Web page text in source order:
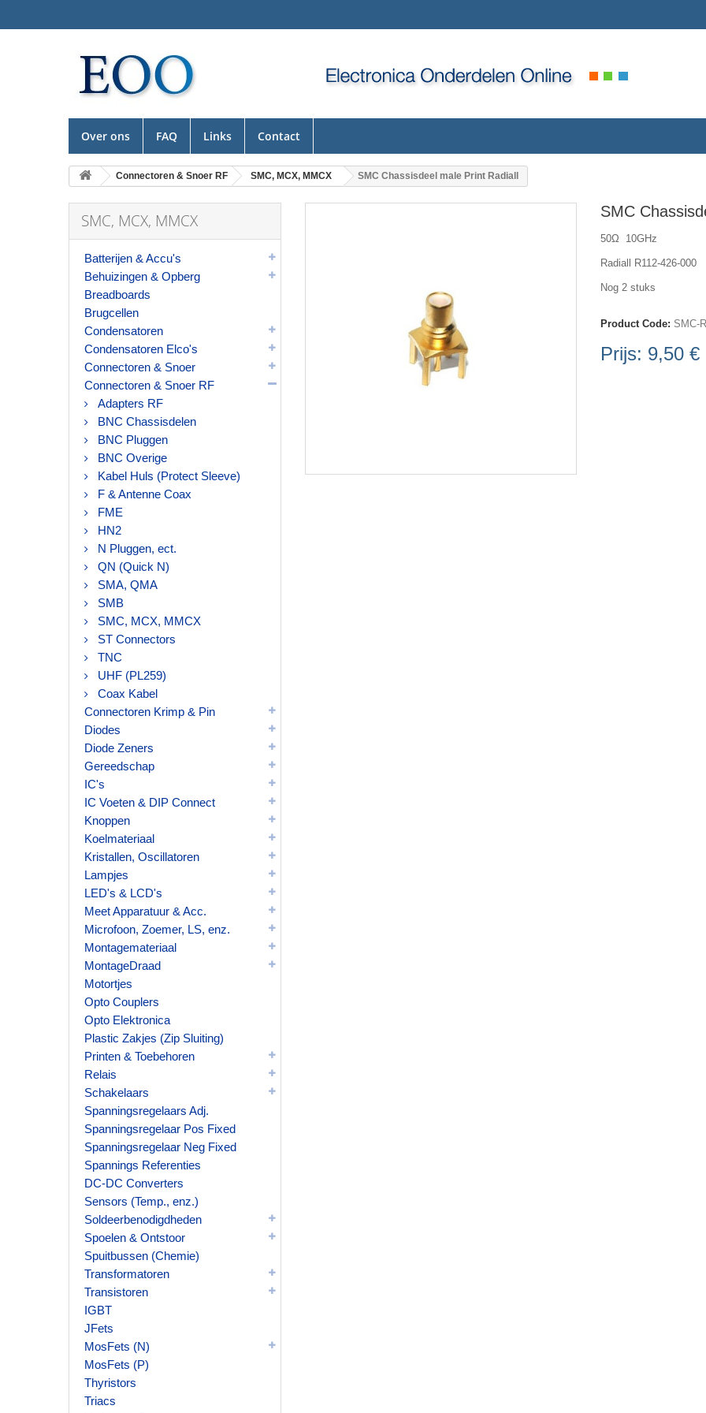
Over ons FAQ Links Contact
Connectoren & Snoer RF SMC, MCX, MMCX SMC Chassisdeel male Print Radiall
SMC, MCX, MMCX
Batterijen & Accu's
Behuizingen & Opberg
Breadboards
Brugcellen
Condensatoren
Condensatoren Elco's
Connectoren & Snoer
Connectoren & Snoer RF
Adapters RF
BNC Chassisdelen
BNC Pluggen
BNC Overige
Kabel Huls (Protect Sleeve)
F & Antenne Coax
FME
HN2
N Pluggen, ect.
QN (Quick N)
SMA, QMA
SMB
SMC, MCX, MMCX
ST Connectors
TNC
UHF (PL259)
Coax Kabel
Connectoren Krimp & Pin
Diodes
Diode Zeners
Gereedschap
IC's
IC Voeten & DIP Connect
Knoppen
Koelmateriaal
Kristallen, Oscillatoren
Lampjes
LED's & LCD's
Meet Apparatuur & Acc.
Microfoon, Zoemer, LS, enz.
Montagemateriaal
MontageDraad
Motortjes
Opto Couplers
Opto Elektronica
Plastic Zakjes (Zip Sluiting)
Printen & Toebehoren
Relais
Schakelaars
Spanningsregelaars Adj.
Spanningsregelaar Pos Fixed
Spanningsregelaar Neg Fixed
Spannings Referenties
DC-DC Converters
Sensors (Temp., enz.)
Soldeerbenodigdheden
Spoelen & Ontstoor
Spuitbussen (Chemie)
Transformatoren
Transistoren
IGBT
JFets
MosFets (N)
MosFets (P)
Thyristors
Triacs
SMC
50Ω 10GHz
Radiall R112-426-000
Nog 2 stuks
Product Code: SMC-
Prijs: 9,50 €